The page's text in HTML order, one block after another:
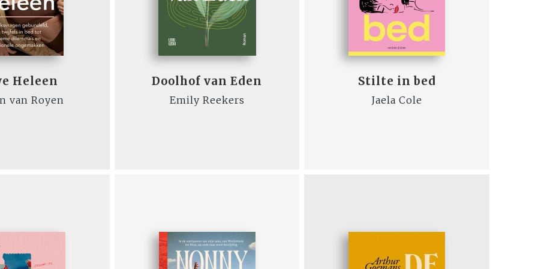
Heleen
van Royen
Doolhof van Eden
Emily Reekers
Stilte in bed
Jaela Cole